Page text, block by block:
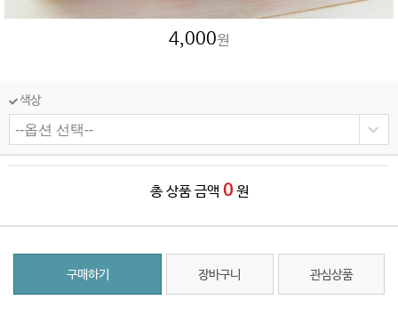
4,000원
색상
총 상품 금액 0 원
구매하기 장바구니 관심상품